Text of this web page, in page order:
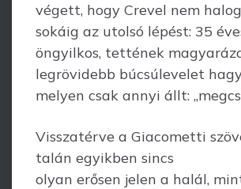
végett, hogy Crevel nem
sokáig az utolsó lépést: 35
öngyilkos, tettének
legrövidebb búcsúlevelet
melyen csak annyi állt:
Visszatérve a Giacometti
talán egyikben sincs
olyan erősen jelen a halál,